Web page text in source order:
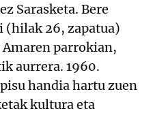
Sarasketa. Bere
26, zapatua)
parrokian,
aurrera. 1960.
handia hartu zuen
kultura eta